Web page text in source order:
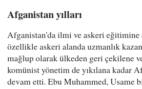
Afganistan yılları
Afganistan'da ilmi ve askeri eğitimine
özellikle askeri alanda uzmanlık
mağlup olarak ülkeden geri çekilene
komünist yönetim de yıkılana kadar
devam etti. Ebu Muhammed, Usame